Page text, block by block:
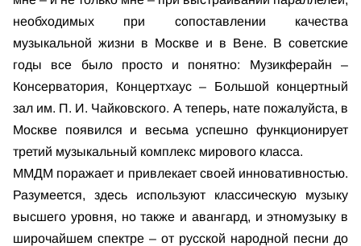
необходимых при сопоставлении качества
музыкальной жизни в Москве и в Вене. В советские
годы все было просто и понятно: Музикферайн –
Консерватория, Концертхаус – Большой концертный
зал им. П. И. Чайковского. А теперь, нате пожалуйста, в
Москве появился и весьма успешно функционирует
третий музыкальный комплекс мирового класса.
ММДМ поражает и привлекает своей инновативностью.
Разумеется, здесь используют классическую музыку
высшего уровня, но также и авангард, и этномузыку в
широчайшем спектре – от русской народной песни до